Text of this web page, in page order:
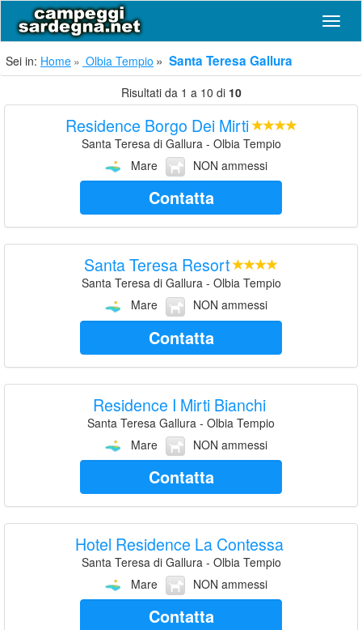
Sei in: Home Olbia Tempio Santa Teresa Gallura
Risultati da 1 a 10 di 10
Residence Borgo Dei Mirti
Santa Teresa di Gallura - Olbia Tempio
Mare
NON ammessi
Contatta
Santa Teresa Resort
Santa Teresa di Gallura - Olbia Tempio
Mare
NON ammessi
Contatta
Residence I Mirti Bianchi
Santa Teresa Gallura - Olbia Tempio
Mare
NON ammessi
Contatta
Hotel Residence La Contessa
Santa Teresa di Gallura - Olbia Tempio
Mare
NON ammessi
Contatta